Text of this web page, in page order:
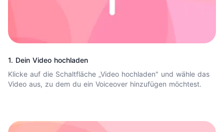
1. Dein Video hochladen
Klicke auf die Schaltfläche „Video hochladen" und wähle das
Video aus, zu dem du ein Voiceover hinzufügen möchtest.